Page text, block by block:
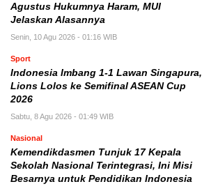
Agustus Hukumnya Haram, MUI
Jelaskan Alasannya
Senin, 10 Agu 2026 - 01:16 WIB
Sport
Indonesia Imbang 1-1 Lawan Singapura,
Lions Lolos ke Semifinal ASEAN Cup
2026
Sabtu, 8 Agu 2026 - 01:49 WIB
Nasional
Kemendikdasmen Tunjuk 17 Kepala
Sekolah Nasional Terintegrasi, Ini Misi
Besarnya untuk Pendidikan Indonesia